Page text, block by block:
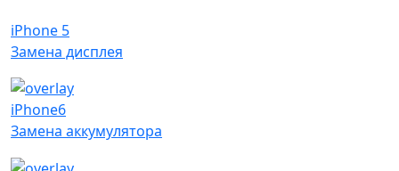
iPhone 5
Замена дисплея
iPhone6
Замена аккумулятора